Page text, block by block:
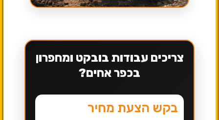
צריכים עבודות בובקט ומחפרון
בכפר אחים?
בקש הצעת מחיר